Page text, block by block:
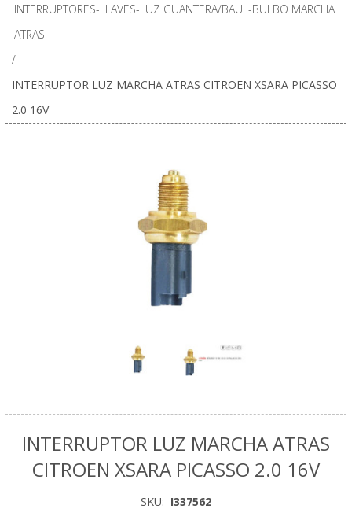
INTERRUPTORES-LLAVES-LUZ GUANTERA/BAUL-BULBO MARCHA
ATRAS
/
INTERRUPTOR LUZ MARCHA ATRAS CITROEN XSARA PICASSO
2.0 16V
INTERRUPTOR LUZ MARCHA ATRAS
CITROEN XSARA PICASSO 2.0 16V
SKU: I337562